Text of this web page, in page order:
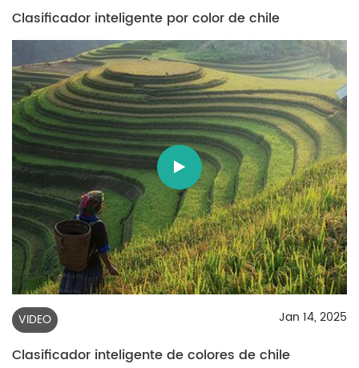
Clasificador inteligente por color de chile
VIDEO Jan 14, 2025
Clasificador inteligente de colores de chile